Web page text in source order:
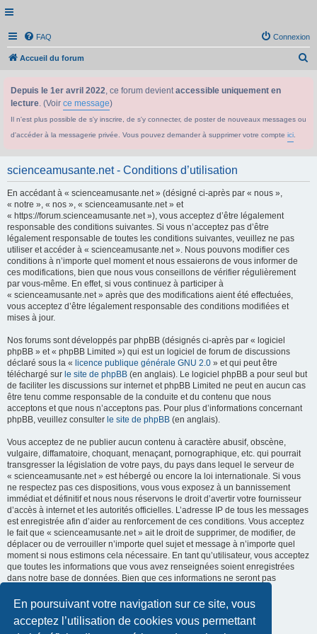
En poursuivant votre navigation sur ce site, vous
acceptez l’utilisation de cookies vous permettant
FAQ Connexion
Accueil du forum
Depuis le 1er avril 2022, ce forum devientaccessible uniquement en
lecture. (Voir ce message)
Il n'est plus possible de s'y inscrire, de s'y connecter, de poster de nouveaux messages ou
d'accéder à la messagerie privée. Vous pouvez demander à supprimer votre compte ici
scienceamusante.net - Conditions d’utilisation
En accédant à « scienceamusante.net » (désigné ci-après par « nous »,
« notre », « nos », « scienceamusante.net » et
« https://forum.scienceamusante.net »), vous acceptez d’être légalement
responsable des conditions suivantes. Si vous n’acceptez pas d’être
légalement responsable de toutes les conditions suivantes, veuillez ne pas
utiliser et accéder à « scienceamusante.net ». Nous pouvons modifier ces
conditions à n’importe quel moment et nous essaierons de vous informer de
ces modifications, bien que nous vous conseillons de vérifier régulièrement
par vous-même. En effet, si vous continuez à participer à
« scienceamusante.net » après que des modifications aient été effectuées,
vous acceptez d’être légalement responsable des conditions modifiées et
mises à jour.
Nos forums sont développés par phpBB (désignés ci-après par « logiciel
phpBB » et « phpBB Limited ») qui est un logiciel de forum de discussions
déclaré sous la « licence publique générale GNU 2.0 » et qui peut être
téléchargé sur le site de phpBB (en anglais). Le logiciel phpBB a pour seul but
de faciliter les discussions sur internet et phpBB Limited ne peut en aucun cas
être tenu comme responsable de la conduite et du contenu que nous
acceptons et que nous n’acceptons pas. Pour plus d’informations concernant
phpBB, veuillez consulter le site de phpBB (en anglais).
Vous acceptez de ne publier aucun contenu à caractère abusif, obscène,
vulgaire, diffamatoire, choquant, menaçant, pornographique, etc. qui pourrait
transgresser la législation de votre pays, du pays dans lequel le serveur de
« scienceamusante.net » est hébergé ou encore la loi internationale. Si vous
ne respectez pas ces dispositions, vous vous exposez à un bannissement
immédiat et définitif et nous nous réservons le droit d’avertir votre fournisseur
d’accès à internet et les autorités officielles. L’adresse IP de tous les messages
est enregistrée afin d’aider au renforcement de ces conditions. Vous acceptez
le fait que « scienceamusante.net » ait le droit de supprimer, de modifier, de
déplacer ou de verrouiller n’importe quel sujet et message à n’importe quel
moment si nous estimons cela nécessaire. En tant qu’utilisateur, vous acceptez
que toutes les informations que vous avez renseignées soient enregistrées
dans notre base de données. Bien que ces informations ne seront pas
« scienceamusante.net », ni phpBB, ne pourront être tenus comme
responsables en cas de tentative de piratage informatique visant à
compromettre vos données.